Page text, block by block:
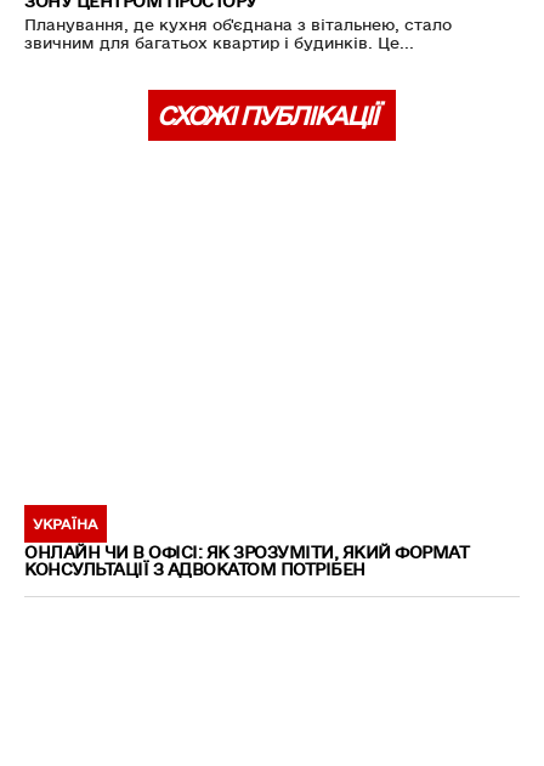
Планування, де кухня об'єднана з вітальнею, стало
звичним для багатьох квартир і будинків. Це...
СХОЖІ ПУБЛІКАЦІЇ
УКРАЇНА
ОНЛАЙН ЧИ В ОФІСІ: ЯК ЗРОЗУМІТИ, ЯКИЙ ФОРМАТ
КОНСУЛЬТАЦІЇ З АДВОКАТОМ ПОТРІБЕН